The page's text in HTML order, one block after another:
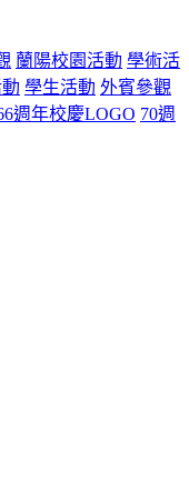
蘭陽校園活動 學術活
學生活動 外賓參觀
週年校慶LOGO 70週